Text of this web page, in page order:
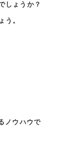
しょうか？
う。
ノウハウで